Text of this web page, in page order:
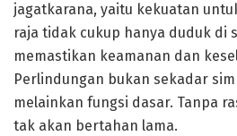
jagatkarana, yaitu kekuatan
raja tidak cukup hanya duduk di
memastikan keamanan dan
Perlindungan bukan sekadar
melainkan fungsi dasar. Tanpa
tak akan bertahan lama.